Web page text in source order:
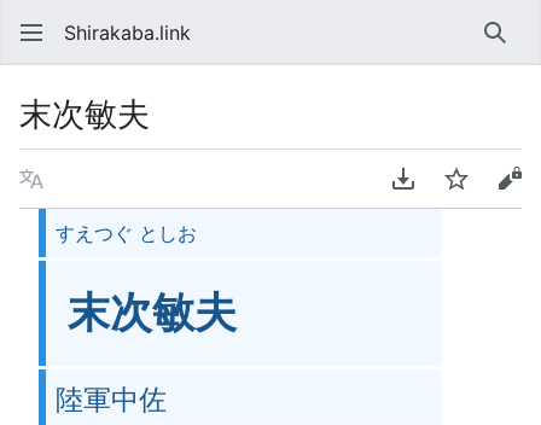
Shirakaba.link 検索
末次敏夫
言語 PDFをダウンロ
ウォッチソ
すえつぐ としお
末次敏夫
陸軍中佐